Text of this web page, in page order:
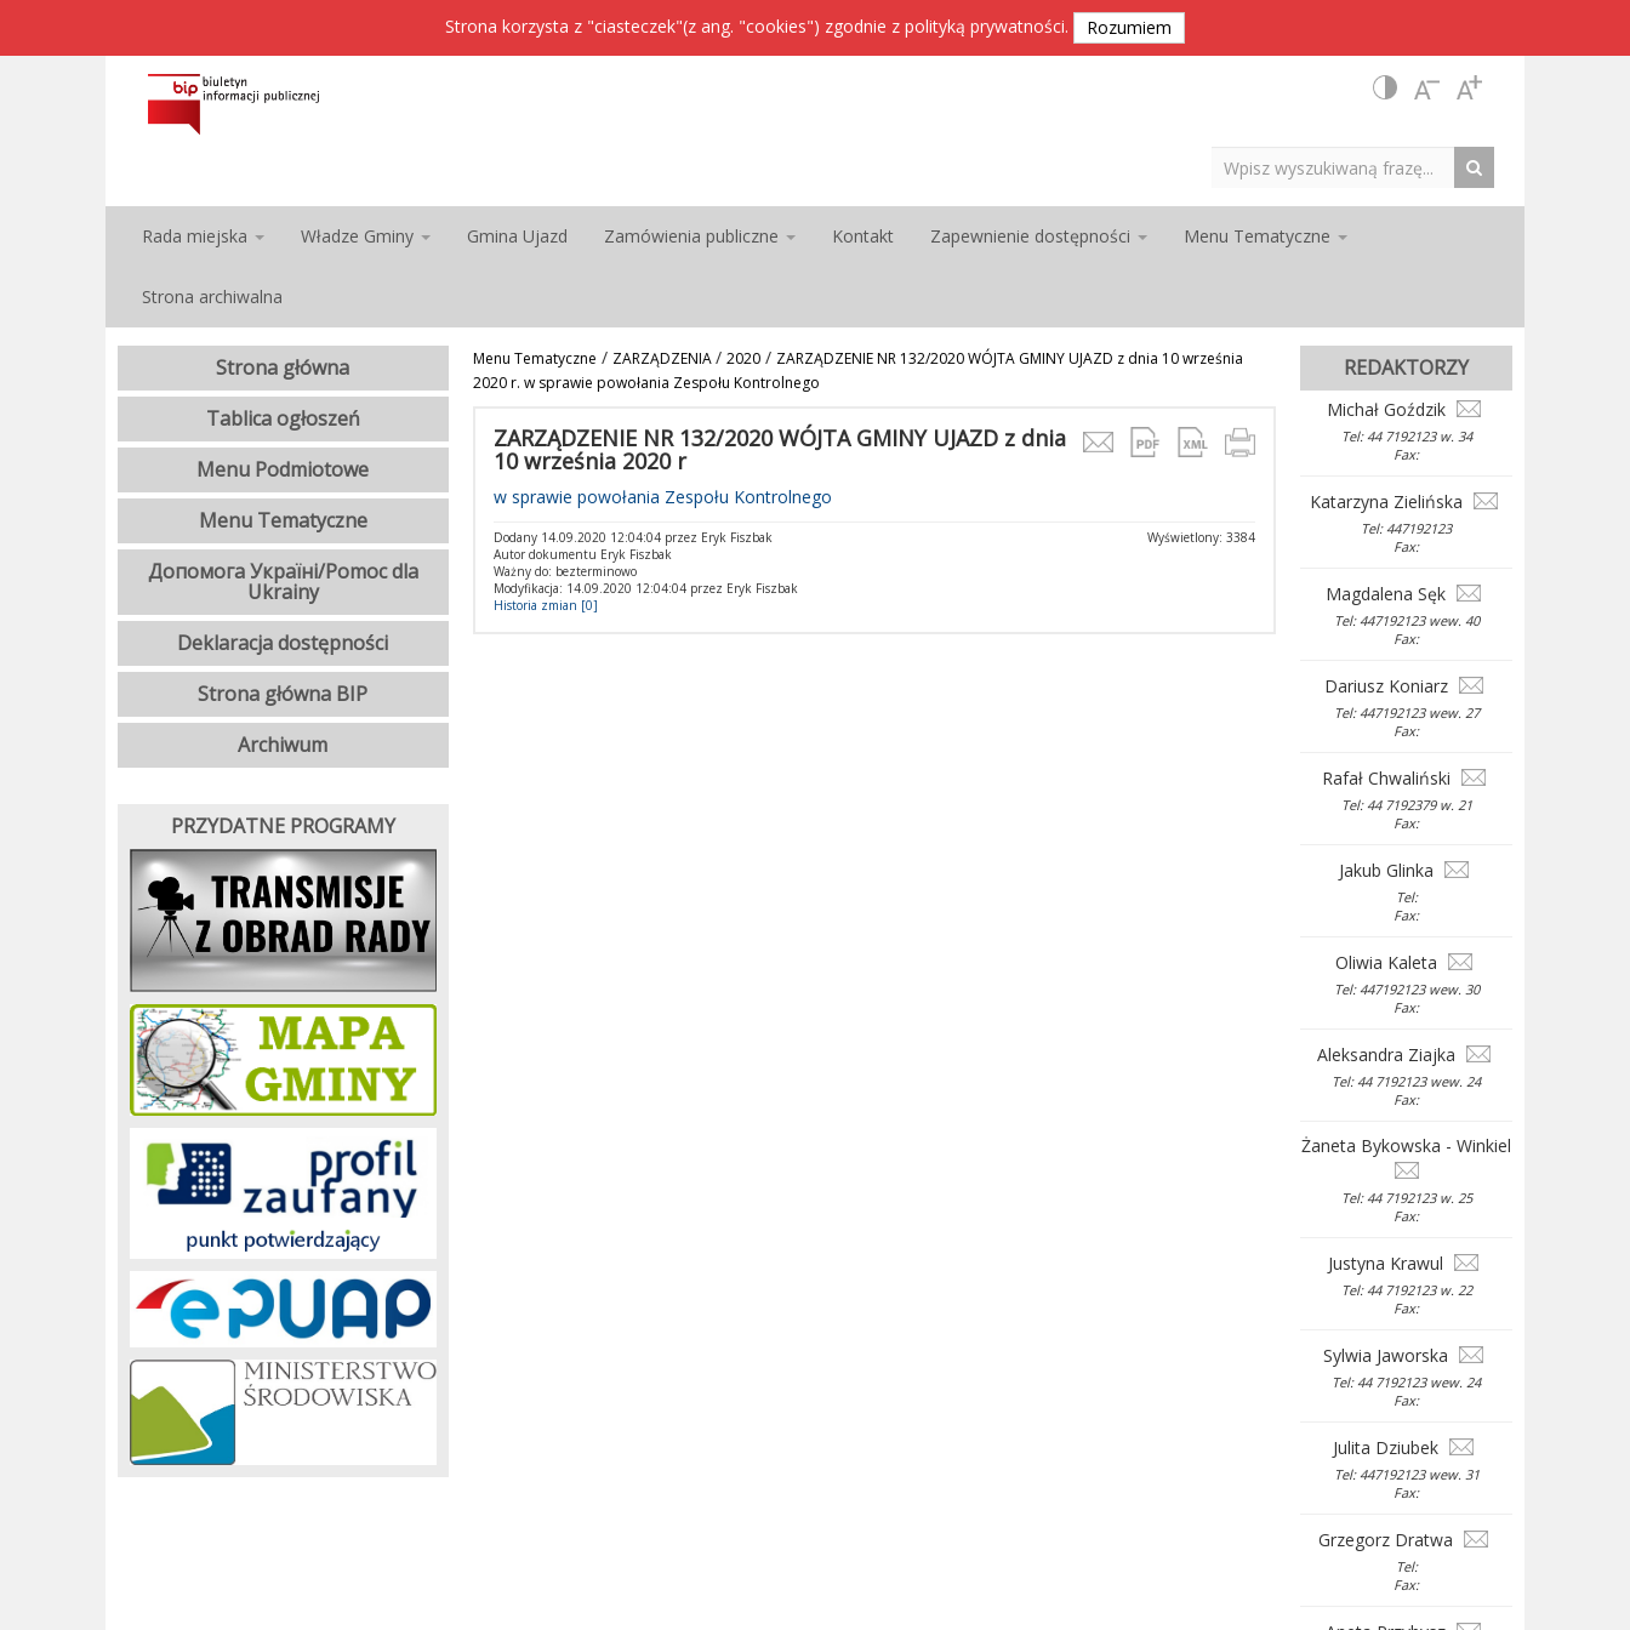
Strona korzysta z "ciasteczek"(z ang. "cookies") zgodnie z polityką prywatności. Rozumiem
Rada miejska Władze Gminy Gmina Ujazd Zamówienia publiczne Kontakt Zapewnienie dostępności Menu Tematyczne
Strona archiwalna
Menu Tematyczne / ZARZĄDZENIA/ 2020/ ZARZĄDZENIE NR 132/2020 WÓJTA GMINY UJAZD z dnia 10 września
2020 r. w sprawie powołania Zespołu Kontrolnego
ZARZĄDZENIE NR 132/2020 WÓJTA GMINY UJAZD z dnia
10 września 2020 r
w sprawie powołania Zespołu Kontrolnego
Wyświetlony: 3384
Dodany 14.09.2020 12:04:04 przez Eryk Fiszbak
Autor dokumentu Eryk Fiszbak
Ważny do: bezterminowo
Modyfikacja: 14.09.2020 12:04:04 przez Eryk Fiszbak
Historia zmian [0]
Strona główna
Tablica ogłoszeń
Menu Podmiotowe
Menu Tematyczne
Допомога Україні/Pomoc dla
Ukrainy
Deklaracja dostępności
Strona główna BIP
Archiwum
PRZYDATNE PROGRAMY
REDAKTORZY
Michał Goździk
Tel: 44 7192123 w. 34
Fax:
Katarzyna Zielińska
Tel: 447192123
Fax:
Magdalena Sęk
Tel: 447192123 wew. 40
Fax:
Dariusz Koniarz
Tel: 447192123 wew. 27
Fax:
Rafał Chwaliński
Tel: 44 7192379 w. 21
Fax:
Jakub Glinka
Tel:
Fax:
Oliwia Kaleta
Tel: 447192123 wew. 30
Fax:
Aleksandra Ziajka
Tel: 44 7192123 wew. 24
Fax:
Żaneta Bykowska - Winkiel
Tel: 44 7192123 w. 25
Fax:
Justyna Krawul
Tel: 44 7192123 w. 22
Fax:
Sylwia Jaworska
Tel: 44 7192123 wew. 24
Fax:
Julita Dziubek
Tel: 447192123 wew. 31
Fax:
Grzegorz Dratwa
Tel:
Fax: